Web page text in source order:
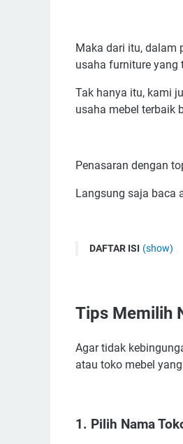
Maka dari itu, dalam
usaha furniture yang
Tak hanya itu, kami
usaha mebel terbaik
Penasaran dengan
Langsung saja baca
DAFTAR ISI (show)
2. Pilih Nama
4. Coba Cari
5. Pakai Nama
8. Pakai Jasa
Tips Memilih
Agar tidak
atau toko mebel
1. Pilih Nama